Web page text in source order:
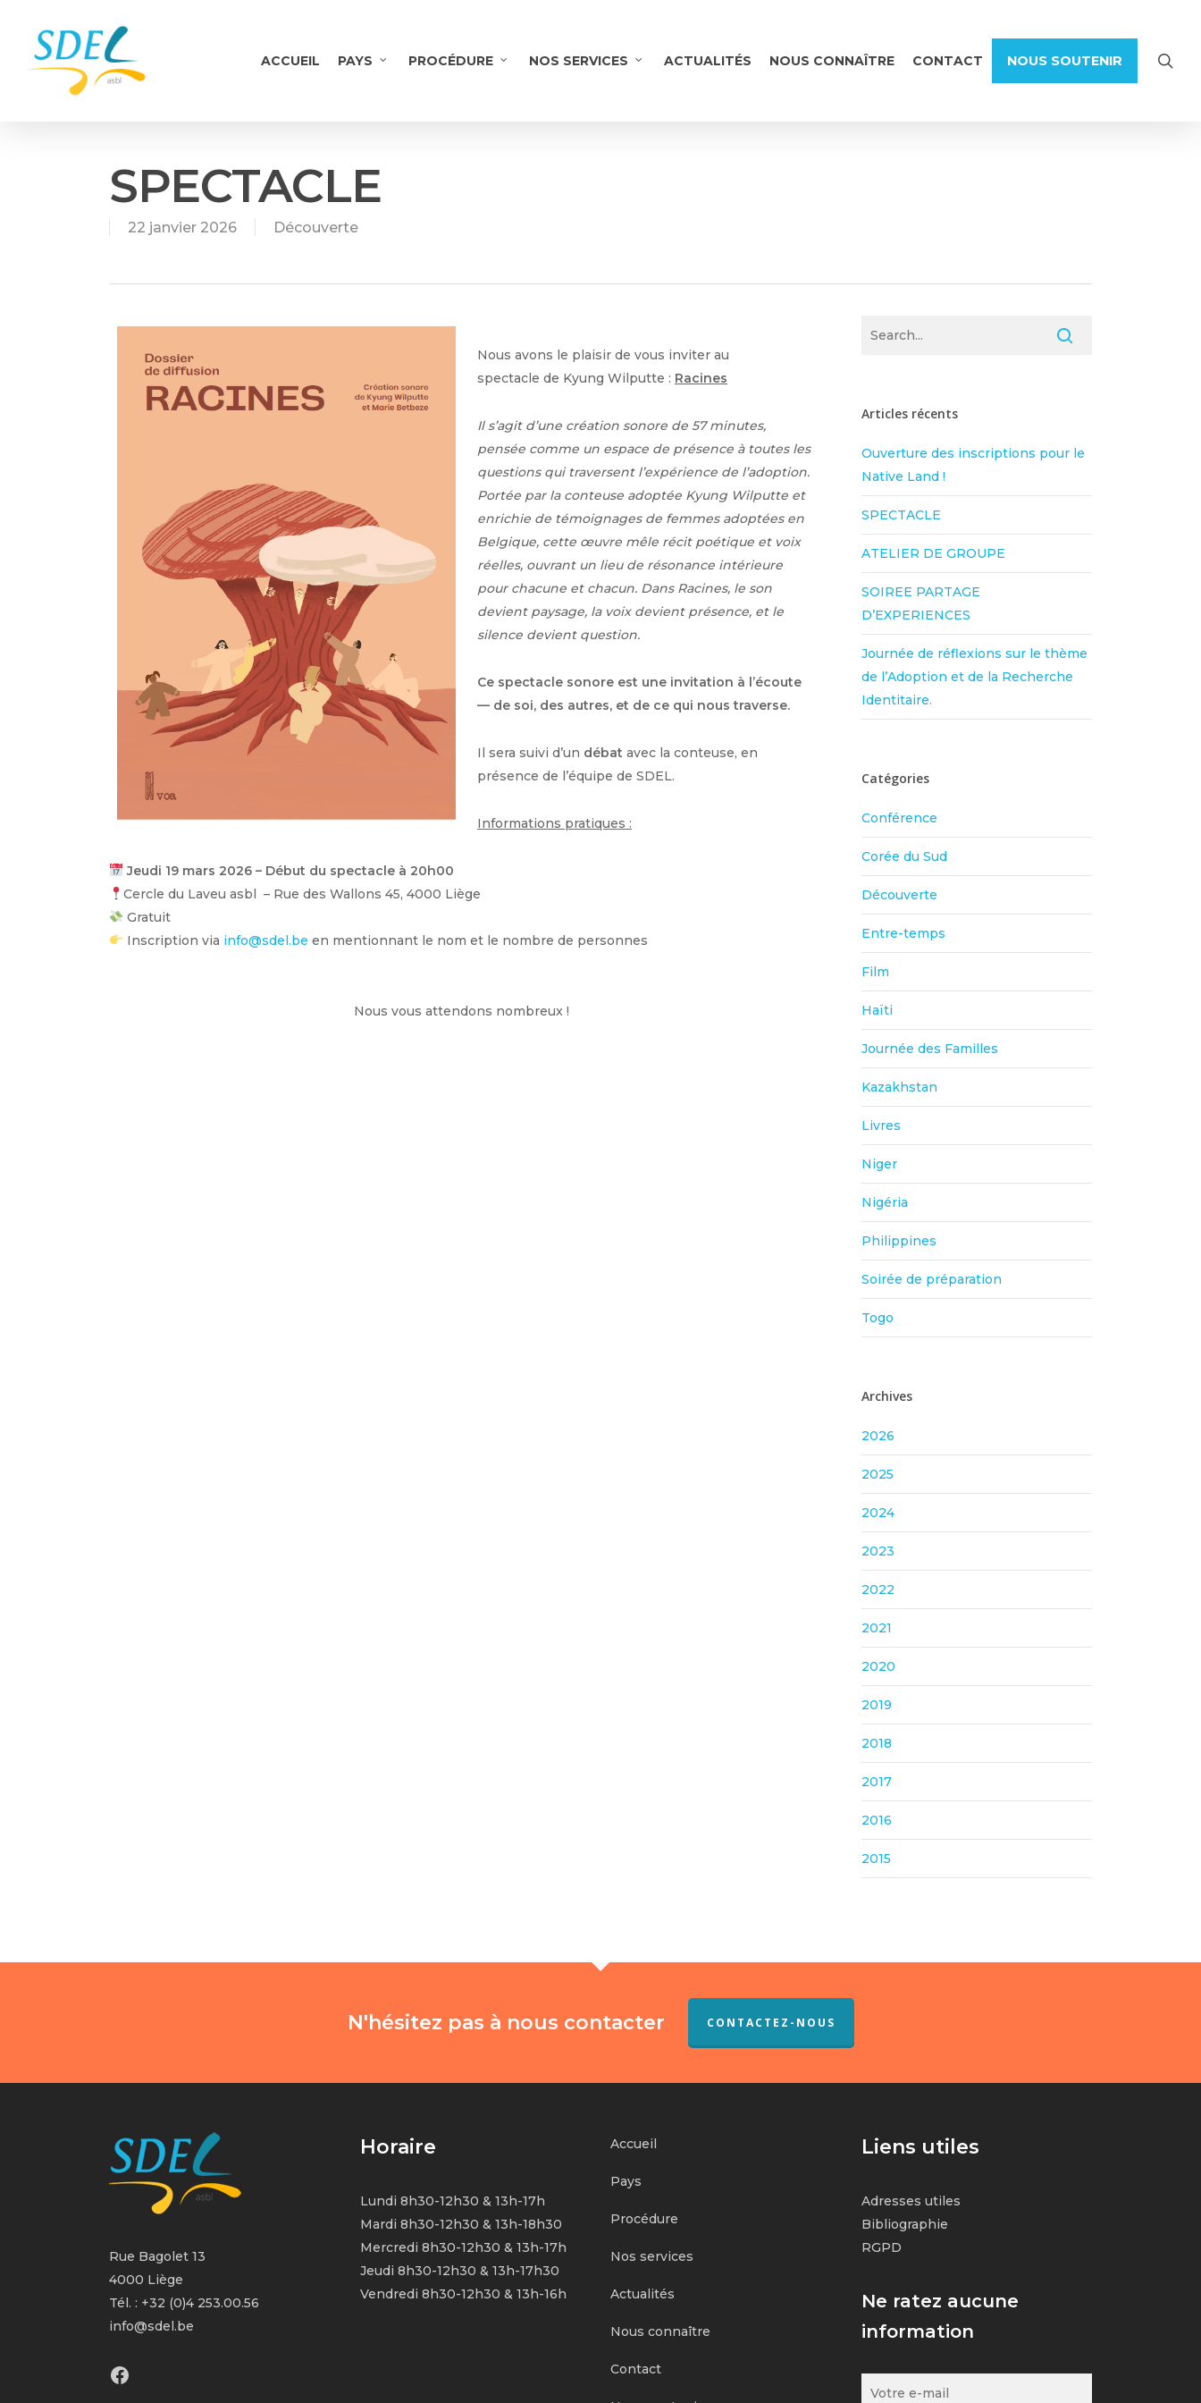
ACCUEIL PAYS PROCÉDURE NOS SERVICES ACTUALITÉS NOUS CONNAÎTRE CONTACT NOUS SOUTENIR
SPECTACLE
22 janvier 2026 Découverte
Nous avons le plaisir de vous inviter au
spectacle de Kyung Wilputte : Racines
Il s’agit d’une création sonore de 57 minutes,
pensée comme un espace de présence à toutes les
questions qui traversent l’expérience de l’adoption.
Portée par la conteuse adoptée Kyung Wilputte et
enrichie de témoignages de femmes adoptées en
Belgique, cette œuvre mêle récit poétique et voix
réelles, ouvrant un lieu de résonance intérieure
pour chacune et chacun. Dans Racines, le son
devient paysage, la voix devient présence, et le
silence devient question.
Ce spectacle sonore est une invitation à l’écoute
— de soi, des autres, et de ce qui nous traverse.
Il sera suivi d’un débat avec la conteuse, en
présence de l’équipe de SDEL.
Informations pratiques :
Jeudi 19 mars 2026 – Début du spectacle à 20h00
Cercle du Laveu asbl – Rue des Wallons 45, 4000 Liège
Gratuit
Inscription via info@sdel.be en mentionnant le nom et le nombre de personnes
Nous vous attendons nombreux !
Articles récents
Ouverture des inscriptions pour le
Native Land !
SPECTACLE
ATELIER DE GROUPE
SOIREE PARTAGE
D’EXPERIENCES
Journée de réflexions sur le thème
de l’Adoption et de la Recherche
Identitaire.
Catégories
Conférence
Corée du Sud
Découverte
Entre-temps
Film
Haïti
Journée des Familles
Kazakhstan
Livres
Niger
Nigéria
Philippines
Soirée de préparation
Togo
Archives
2026
2025
2024
2023
2022
2021
2020
2019
2018
2017
2016
2015
N'hésitez pas à nous contacter CONTACTEZ-NOUS
Rue Bagolet 13
4000 Liège
Tél. : +32 (0)4 253.00.56
info@sdel.be
Facebook
Horaire
Lundi 8h30-12h30 & 13h-17h
Mardi 8h30-12h30 & 13h-18h30
Mercredi 8h30-12h30 & 13h-17h
Jeudi 8h30-12h30 & 13h-17h30
Vendredi 8h30-12h30 & 13h-16h
Accueil
Pays
Procédure
Nos services
Actualités
Nous connaître
Contact
Liens utiles
Adresses utiles
Bibliographie
RGPD
Ne ratez aucune
information